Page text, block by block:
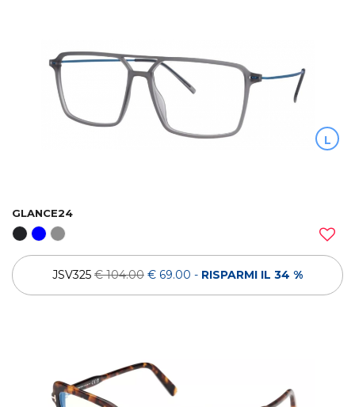
L
GLANCE24
JSV325 € 104.00 € 69.00 - RISPARMI IL 34 %